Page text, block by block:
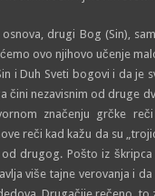
drugi Bog (Sin),
ovo njihovo učenje
i Duh Sveti bogovi i da je
čini nezavisnim od druge
značenju grčke reči
reči kad kažu da su
drugog. Pošto iz
više tajne verovanja i
Drugačije rečeno,